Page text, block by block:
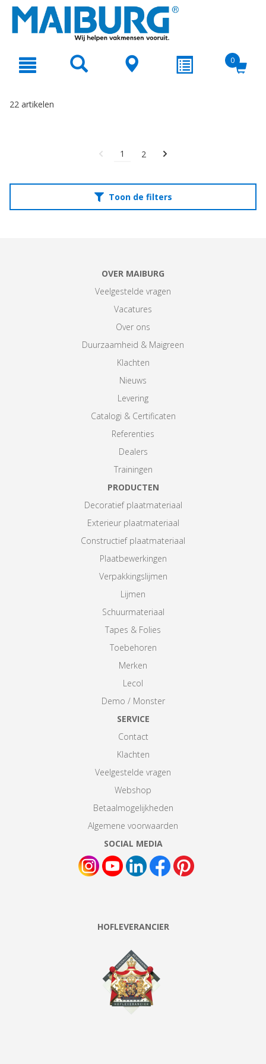
text.skipToNavigation
0
22 artikelen
1 2
Toon de filters
OVER MAIBURG
Veelgestelde vragen
Vacatures
Over ons
Duurzaamheid & Maigreen
Klachten
Nieuws
Levering
Catalogi & Certificaten
Referenties
Dealers
Trainingen
PRODUCTEN
Decoratief plaatmateriaal
Exterieur plaatmateriaal
Constructief plaatmateriaal
Plaatbewerkingen
Verpakkingslijmen
Lijmen
Schuurmateriaal
Tapes & Folies
Toebehoren
Merken
Lecol
Demo / Monster
SERVICE
Contact
Klachten
Veelgestelde vragen
Webshop
Betaalmogelijkheden
Algemene voorwaarden
SOCIAL MEDIA
HOFLEVERANCIER